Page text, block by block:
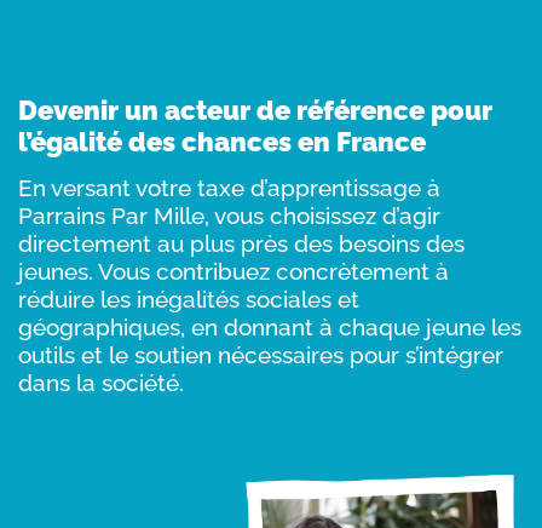
Devenir un acteur de référence pour
l’égalité des chances en France
En versant votre taxe d’apprentissage à
Parrains Par Mille, vous choisissez d’agir
directement au plus près des besoins des
jeunes. Vous contribuez concrètement à
réduire les inégalités sociales et
géographiques, en donnant à chaque jeune les
outils et le soutien nécessaires pour s’intégrer
dans la société.